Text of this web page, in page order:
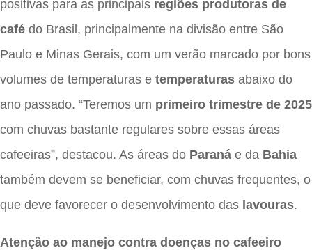
positivas para as principais regiões produtoras de
café do Brasil, principalmente na divisão entre São
Paulo e Minas Gerais, com um verão marcado por bons
volumes de temperaturas e temperaturas abaixo do
ano passado. “Teremos um primeiro trimestre de 2025
com chuvas bastante regulares sobre essas áreas
cafeeiras”, destacou. As áreas do Paraná e da Bahia
também devem se beneficiar, com chuvas frequentes, o
que deve favorecer o desenvolvimento das lavouras.
Atenção ao manejo contra doenças no cafeeiro